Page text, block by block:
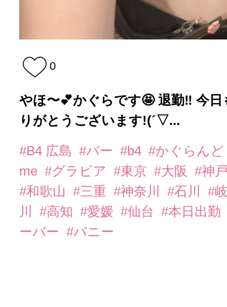
0
やほ〜💕かぐらです🤩 退勤‼️ 今
りがとうございます!(´▽...
#B4 広島 #バー #b4 #かぐらんど
me #グラビア #東京 #大阪
#神
#和歌山
#三重 #神奈川 #石川
#
川
#高知 #愛媛 #仙台
#本日出勤
ーバー #バニー